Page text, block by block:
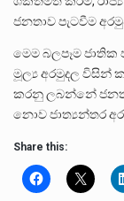
ජනතාව පැටවීම
මෙම බලපෑම ජාතික
මූල්‍ය අරමුදල විසින්
කරනු ලබන්නේ
නොව ජාත්‍යන්තර
Share this: